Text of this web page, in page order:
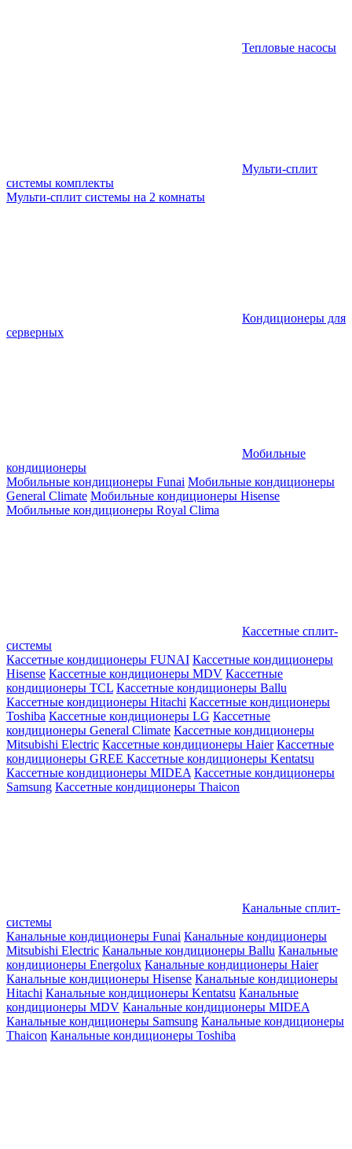
Тепловые насосы
Мульти-сплит
системы комплекты
Мульти-сплит системы на 2 комнаты
Кондиционеры для
серверных
Мобильные
кондиционеры
Мобильные кондиционеры Funai Мобильные кондиционеры
General Climate Мобильные кондиционеры Hisense
Мобильные кондиционеры Royal Clima
Кассетные сплит-
системы
Кассетные кондиционеры FUNAI Кассетные кондиционеры
Hisense Кассетные кондиционеры MDV Кассетные
кондиционеры TCL Кассетные кондиционеры Ballu
Кассетные кондиционеры Hitachi Кассетные кондиционеры
Toshiba Кассетные кондиционеры LG Кассетные
кондиционеры General Climate Кассетные кондиционеры
Mitsubishi Electric Кассетные кондиционеры Haier Кассетные
кондиционеры GREE Кассетные кондиционеры Kentatsu
Кассетные кондиционеры MIDEA Кассетные кондиционеры
Samsung Кассетные кондиционеры Thaicon
Канальные сплит-
системы
Канальные кондиционеры Funai Канальные кондиционеры
Mitsubishi Electric Канальные кондиционеры Ballu Канальные
кондиционеры Energolux Канальные кондиционеры Haier
Канальные кондиционеры Hisense Канальные кондиционеры
Hitachi Канальные кондиционеры Kentatsu Канальные
кондиционеры MDV Канальные кондиционеры MIDEA
Канальные кондиционеры Samsung Канальные кондиционеры
Thaicon Канальные кондиционеры Toshiba